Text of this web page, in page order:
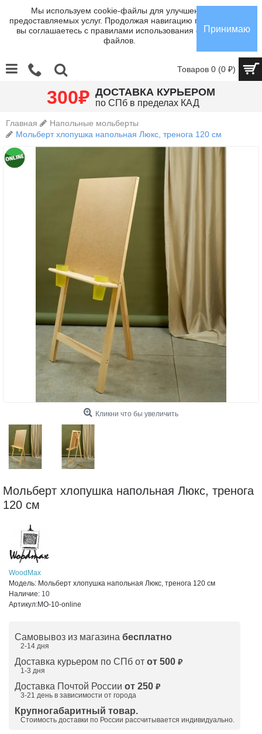
Мы используем cookie-файлы для улучшения
предоставляемых услуг. Продолжая навигацию по сайту,
вы соглашаетесь с правилами использования cookie-
файлов.
Принимаю
Товаров 0 (0 ₽)
300₽ ДОСТАВКА КУРЬЕРОМ
по СПб в пределах КАД
Главная
Напольные мольберты
Мольберт хлопушка напольная Люкс, тренога 120 см
Кликни что бы увеличить
Мольберт хлопушка напольная Люкс, тренога
120 см
WoodMax
Модель: Мольберт хлопушка напольная Люкс, тренога 120 см
Наличие: 10
Артикул:МО-10-online
Самовывоз из магазина бесплатно
2-14 дня
Доставка курьером по СПб от от 500 ₽
1-3 дня
Доставка Почтой России от 250 ₽
3-21 день в зависимости от города
Крупногабаритный товар.
Стоимость доставки по России рассчитывается индивидуально.